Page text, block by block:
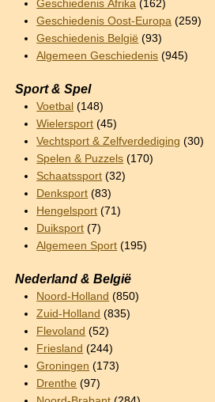
Geschiedenis Afrika (162)
Geschiedenis Oost-Europa (259)
Geschiedenis België (93)
Algemeen Geschiedenis (945)
Sport & Spel
Voetbal (148)
Wielersport (45)
Vechtsport & Zelfverdediging (30)
Spelen & Puzzels (170)
Schaatssport (32)
Denksport (83)
Hengelsport (71)
Duiksport (7)
Algemeen Sport (195)
Nederland & België
Noord-Holland (850)
Zuid-Holland (835)
Flevoland (52)
Friesland (244)
Groningen (173)
Drenthe (97)